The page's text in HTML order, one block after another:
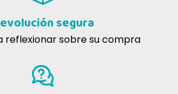
segura
reflexionar sobre su compra